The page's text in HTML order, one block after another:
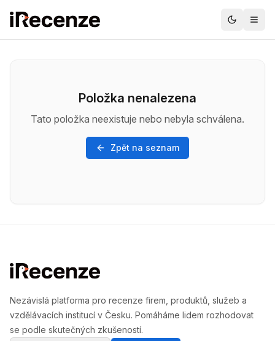
Položka nenalezena
Tato položka neexistuje nebo nebyla schválena.
Zpět na seznam
Nezávislá platforma pro recenze firem, produktů, služeb a
vzdělávacích institucí v Česku. Pomáháme lidem rozhodovat
se podle skutečných zkušeností.